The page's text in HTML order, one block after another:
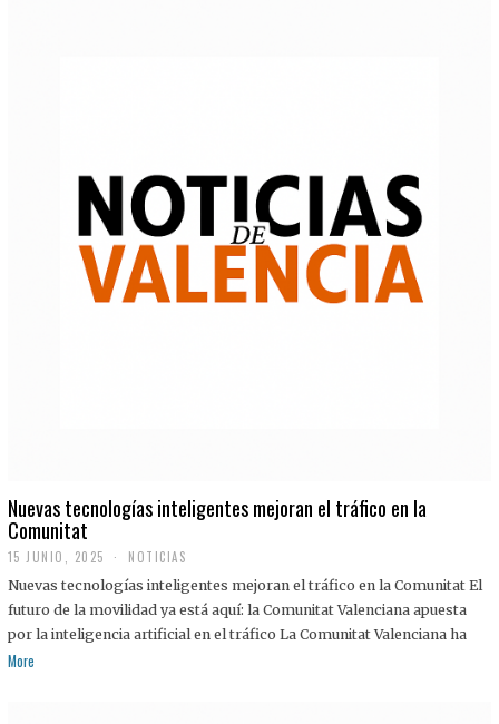
Nuevas tecnologías inteligentes mejoran el tráfico en la
Comunitat
15 JUNIO, 2025 NOTICIAS
Nuevas tecnologías inteligentes mejoran el tráfico en la Comunitat El
futuro de la movilidad ya está aquí: la Comunitat Valenciana apuesta
por la inteligencia artificial en el tráfico La Comunitat Valenciana ha
More